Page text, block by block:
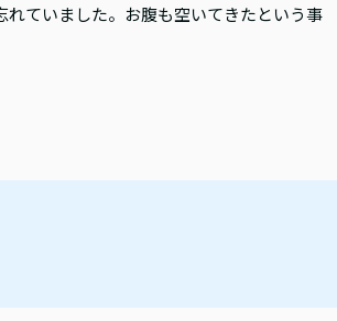
ていました。お腹も空いてきたという事